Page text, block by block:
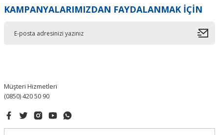
KAMPANYALARIMIZDAN FAYDALANMAK İÇİN
Müşteri Hizmetleri
(0850) 420 50 90